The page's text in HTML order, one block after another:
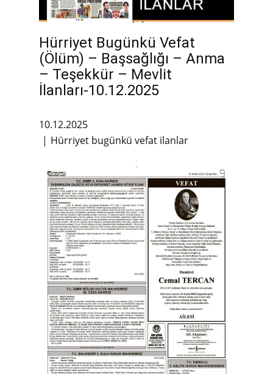
Hürriyet Bugünkü Vefat
(Ölüm) – Başsağlığı – Anma
– Teşekkür – Mevlit
İlanları-10.12.2025
10.12.2025
Hürriyet bugünkü vefat ilanlar